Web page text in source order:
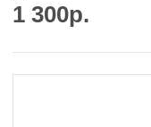
1 300р.